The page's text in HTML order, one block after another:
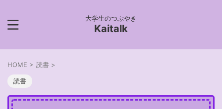
大学生のつぶやき
Kaitalk
HOME > 読書 >
読書